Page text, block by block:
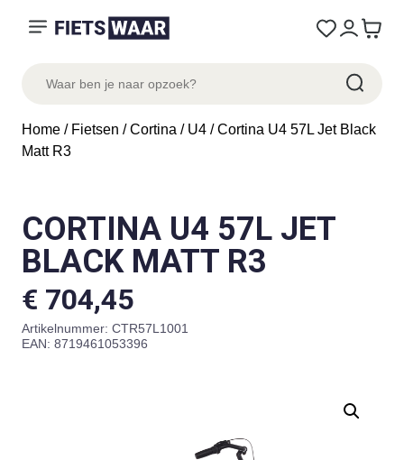
Home / Fietsen /Cortina / U4 / Cortina U4 57L Jet Black
Matt R3
CORTINA U4 57L JET
BLACK MATT R3
€ 704,45
Artikelnummer: CTR57L1001
EAN: 8719461053396